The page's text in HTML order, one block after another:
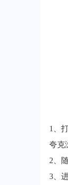
1、
夸克
2、
3、